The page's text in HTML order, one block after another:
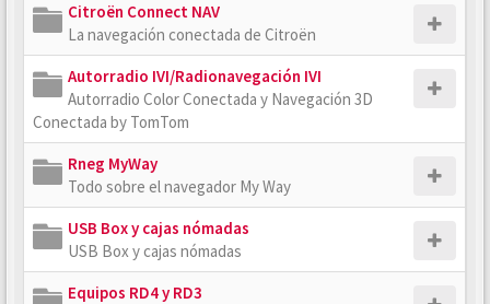
Citroën Connect NAV
La navegación conectada de Citroën
Autorradio IVI/Radionavegación IVI
Autorradio Color Conectada y Navegación 3D
Conectada by TomTom
Rneg MyWay
Todo sobre el navegador My Way
USB Box y cajas nómadas
USB Box y cajas nómadas
Equipos RD4 y RD3